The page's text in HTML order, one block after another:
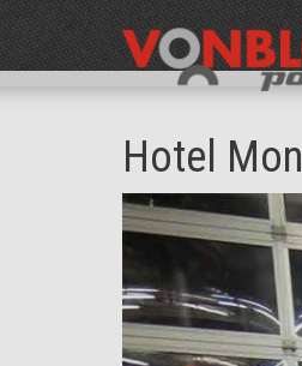
Hotel